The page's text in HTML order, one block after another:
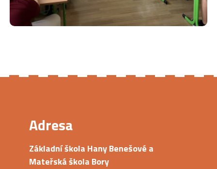
Adresa
Základní škola Hany Benešové a
Mateřská škola Bory